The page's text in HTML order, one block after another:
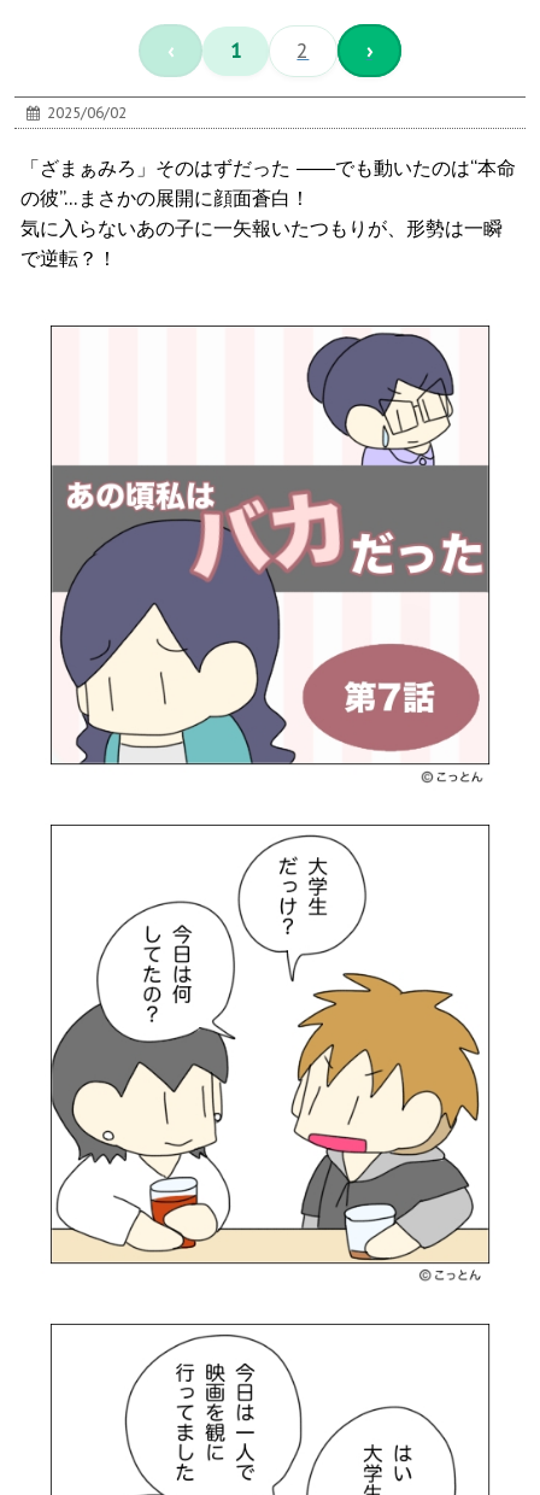
‹ 1 2 ›
2025/06/02
「ざまぁみろ」そのはずだった ――でも動いたのは“本命
の彼”…まさかの展開に顔面蒼白！
気に入らないあの子に一矢報いたつもりが、形勢は一瞬
で逆転？！